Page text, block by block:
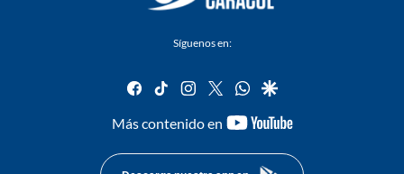
Síguenos en:
facebook
tiktok instagram
twitterwhatsapp
google
Más contenido en
youtube-